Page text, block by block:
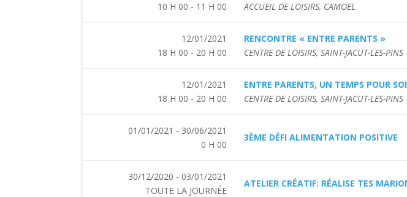
10 H 00 - 11 H 00
ACCUEIL DE LOISIRS, CAMOEL
12/01/2021
18 H 00 - 20 H 00
RENCONTRE « ENTRE PARENTS »
CENTRE DE LOISIRS, SAINT-JACUT-LES-PINS
12/01/2021
18 H 00 - 20 H 00
ENTRE PARENTS, UN TEMPS POUR
CENTRE DE LOISIRS, SAINT-JACUT-LES-PINS
01/01/2021 - 30/06/2021
0 H 00
3ÈME DÉFI ALIMENTATION POSITIVE
30/12/2020 - 03/01/2021
TOUTE LA JOURNÉE
ATELIER CRÉATIF: RÉALISE TES